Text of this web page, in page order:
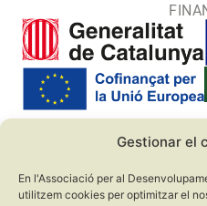
Gestionar el
En l'Associació per al
utilitzem cookies per optimitzar el